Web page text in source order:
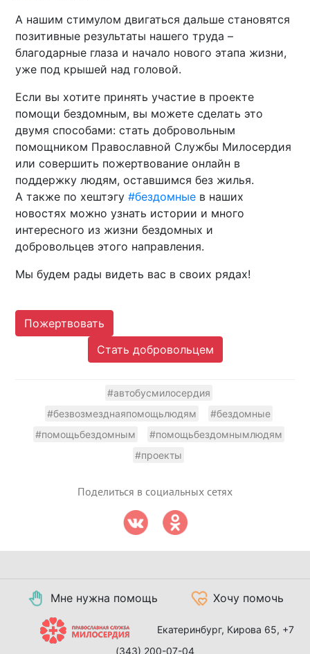
А нашим стимулом двигаться дальше становятся
позитивные результаты нашего труда –
благодарные глаза и начало нового этапа жизни,
уже под крышей над головой.
Если вы хотите принять участие в проекте
помощи бездомным, вы можете сделать это
двумя способами: стать добровольным
помощником Православной Службы Милосердия
или совершить пожертвование онлайн в
поддержку людям, оставшимся без жилья.
А также по хештэгу#бездомные в наших
новостях можно узнать истории и много
интересного из жизни бездомных и
добровольцев этого направления.
Мы будем рады видеть вас в своих рядах!
Пожертвовать
Стать добровольцем
#автобусмилосердия
#безвозмезднаяпомощьлюдям
#бездомные
#помощьбездомным
#помощьбездомнымлюдям
#проекты
Поделиться в социальных сетях
Мне нужна помощь Хочу помочь
Екатеринбург, Кирова 65, +7
(343) 200-07-04